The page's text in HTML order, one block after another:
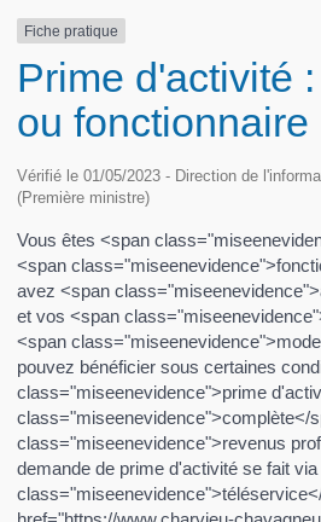
Fiche pratique
Prime d'activité
ou fonctionnaire
Vérifié le 01/05/2023 - Direction de
(Première ministre)
Vous êtes <span
<span
avez <span
et vos <span
<span
pouvez bénéficier sous certaines
class="miseenevidence">prime
class="miseenevidence">complète</
class="miseenevidence">revenus
demande de prime d'activité se fait